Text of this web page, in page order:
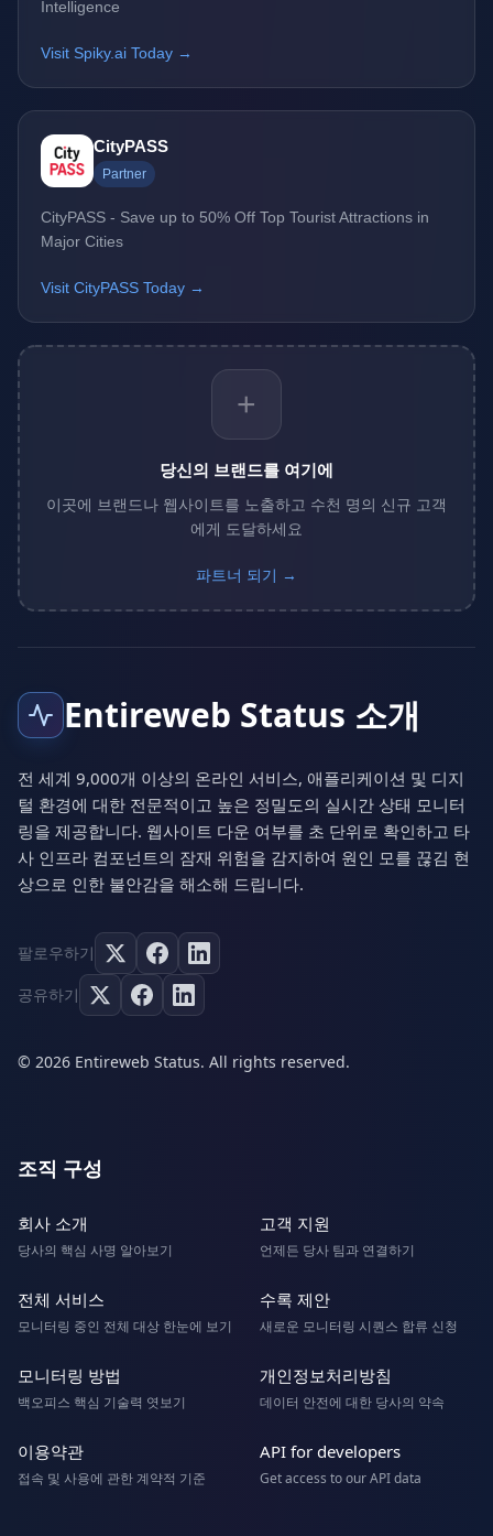
Intelligence
Visit Spiky.ai Today →
CityPASS
Partner
CityPASS - Save up to 50% Off Top Tourist Attractions in
Major Cities
Visit CityPASS Today →
+
당신의 브랜드를 여기에
이곳에 브랜드나 웹사이트를 노출하고 수천 명의 신규 고객
에게 도달하세요
파트너 되기 →
Entireweb Status 소개
전 세계 9,000개 이상의 온라인 서비스, 애플리케이션 및 디지
털 환경에 대한 전문적이고 높은 정밀도의 실시간 상태 모니터
링을 제공합니다. 웹사이트 다운 여부를 초 단위로 확인하고 타
사 인프라 컴포넌트의 잠재 위험을 감지하여 원인 모를 끊김 현
상으로 인한 불안감을 해소해 드립니다.
팔로우하기
공유하기
© 2026 Entireweb Status. All rights reserved.
조직 구성
회사 소개
당사의 핵심 사명 알아보기
고객 지원
언제든 당사 팀과 연결하기
전체 서비스
모니터링 중인 전체 대상 한눈에 보기
수록 제안
새로운 모니터링 시퀀스 합류 신청
모니터링 방법
백오피스 핵심 기술력 엿보기
개인정보처리방침
데이터 안전에 대한 당사의 약속
이용약관
접속 및 사용에 관한 계약적 기준
API for developers
Get access to our API data